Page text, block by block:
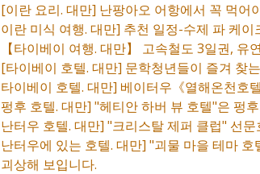
[이란 요리. 대만] 난팡아오 어항에서 꼭 먹어
이란 미식 여행. 대만] 추천 일정-수제 파 케
【타이베이 여행. 대만】 고속철도 3일권,
[타이베이 호텔. 대만] 문학청년들이 즐겨 찾
타이베이 호텔. 대만] 베이터우《열해온천호
펑후 호텔. 대만] "헤티안 하버 뷰 호텔"은 펑
난터우 호텔. 대만] "크리스탈 제퍼 클럽" 선
난터우에 있는 호텔. 대만] "괴물 마을 테마
괴상해 보입니다.